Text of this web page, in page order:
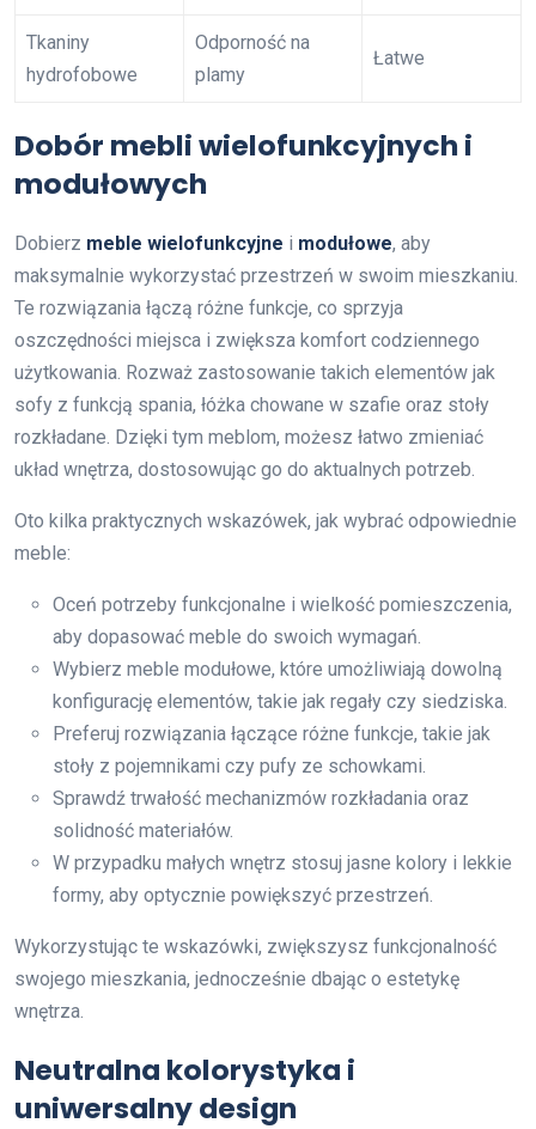
Tkaniny
hydrofobowe
Odporność na
plamy
Łatwe
Dobór mebli wielofunkcyjnych i
modułowych
Dobierz meble wielofunkcyjne i modułowe, aby
maksymalnie wykorzystać przestrzeń w swoim mieszkaniu.
Te rozwiązania łączą różne funkcje, co sprzyja
oszczędności miejsca i zwiększa komfort codziennego
użytkowania. Rozważ zastosowanie takich elementów jak
sofy z funkcją spania, łóżka chowane w szafie oraz stoły
rozkładane. Dzięki tym meblom, możesz łatwo zmieniać
układ wnętrza, dostosowując go do aktualnych potrzeb.
Oto kilka praktycznych wskazówek, jak wybrać odpowiednie
meble:
Oceń potrzeby funkcjonalne i wielkość pomieszczenia,
aby dopasować meble do swoich wymagań.
Wybierz meble modułowe, które umożliwiają dowolną
konfigurację elementów, takie jak regały czy siedziska.
Preferuj rozwiązania łączące różne funkcje, takie jak
stoły z pojemnikami czy pufy ze schowkami.
Sprawdź trwałość mechanizmów rozkładania oraz
solidność materiałów.
W przypadku małych wnętrz stosuj jasne kolory i lekkie
formy, aby optycznie powiększyć przestrzeń.
Wykorzystując te wskazówki, zwiększysz funkcjonalność
swojego mieszkania, jednocześnie dbając o estetykę
wnętrza.
Neutralna kolorystyka i
uniwersalny design